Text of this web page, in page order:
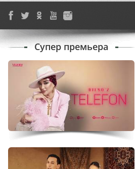
Супер премьера